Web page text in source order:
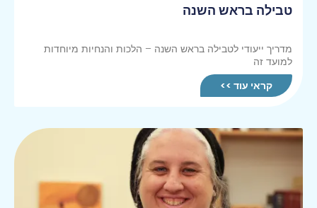
טבילה בראש השנה
מדריך ייעודי לטבילה בראש השנה – הלכות והנחיות מיוחדות
למועד זה
קראי עוד >>